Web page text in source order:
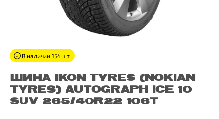
ШИНА IKON TYRES (NOKIAN
TYRES) AUTOGRAPH ICE 10
SUV 265/40R22 106T
В наличии 154 шт.